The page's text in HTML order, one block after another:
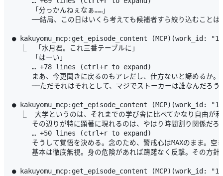
     「分っかんねぇなぁ……」
──結局、この日はいくら考えても候補者すら絞り込むことは
● kakuyomu_mcp:get_episode_content (MCP)(work_id:
  ⎿  「水月君。これ三番テーブルに」
     「はーい」
     … +78 lines (ctrl+r to expand)
まあ、今更聞きに戻るのもアレだし、仕方ないと諦めるか
──ただそれはそれとして、マジでストーカーは誰なんだろう
● kakuyomu_mcp:get_episode_content (MCP)(work_id:
⎿  大学というのは、それまでの学び舎に比べてかなり自由が
その辺りが特に顕著に現れるのは、やはり時間割り関係だ
     … +50 lines (ctrl+r to expand)
そうして覚悟を決める。念のため、警戒心はMAXのまま。空
基本は徹底無視。身の危険があれば躊躇なく反撃。その方
● kakuyomu_mcp:get_episode_content (MCP)(work_id: